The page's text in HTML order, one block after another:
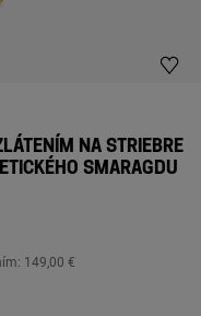
NA STRIEBRE
SMARAGDU
149,00 €